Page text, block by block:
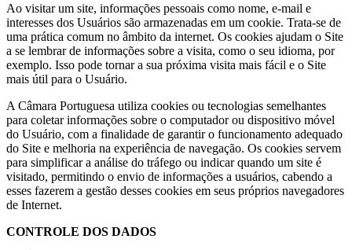
Ao visitar um site, informações pessoais como nome, e-mail e
interesses dos Usuários são armazenadas em um cookie. Trata-se de
uma prática comum no âmbito da internet. Os cookies ajudam o Site
a se lembrar de informações sobre a visita, como o seu idioma, por
exemplo. Isso pode tornar a sua próxima visita mais fácil e o Site
mais útil para o Usuário.
A Câmara Portuguesa utiliza cookies ou tecnologias semelhantes
para coletar informações sobre o computador ou dispositivo móvel
do Usuário, com a finalidade de garantir o funcionamento adequado
do Site e melhoria na experiência de navegação. Os cookies servem
para simplificar a análise do tráfego ou indicar quando um site é
visitado, permitindo o envio de informações a usuários, cabendo a
esses fazerem a gestão desses cookies em seus próprios navegadores
de Internet.
CONTROLE DOS DADOS